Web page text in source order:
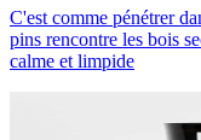
C'est comme pénétrer
pins rencontre les bois
calme et limpide